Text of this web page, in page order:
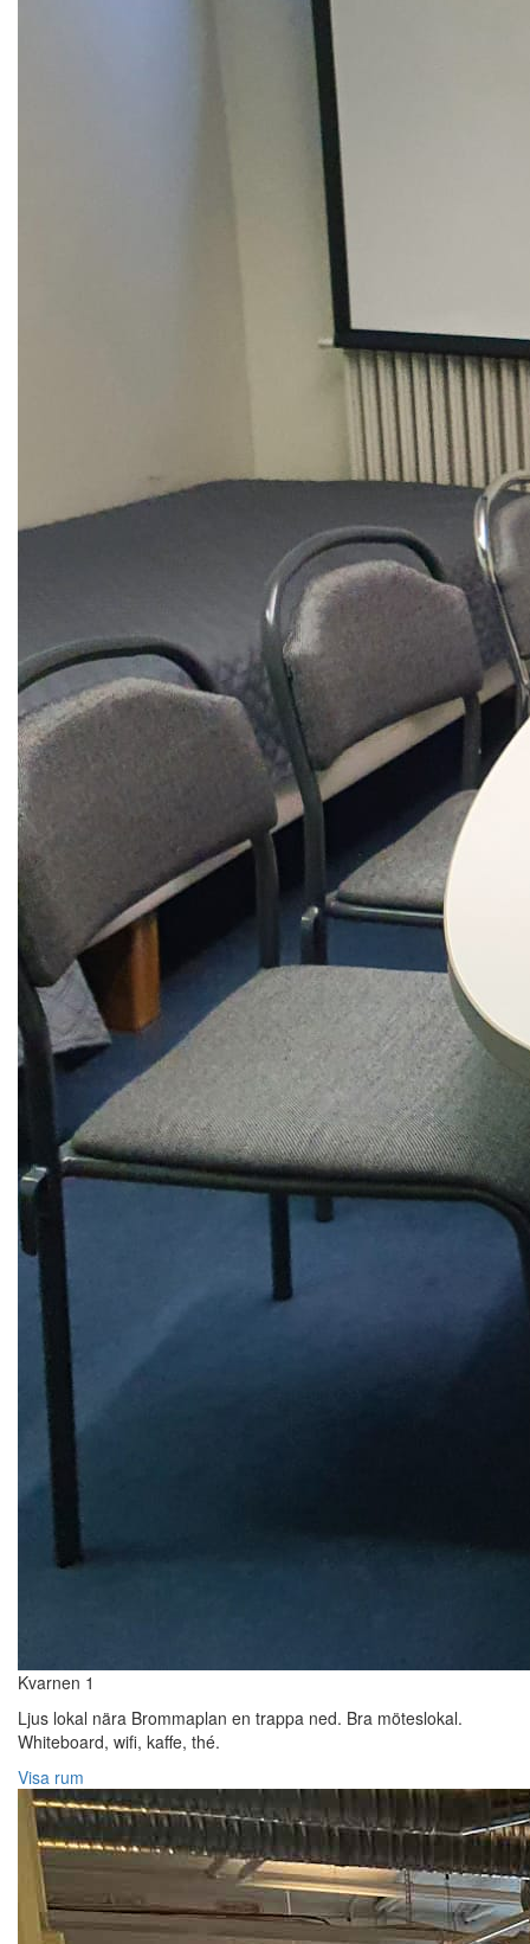
Kvarnen 1
Ljus lokal nära Brommaplan en trappa ned. Bra möteslokal.
Whiteboard, wifi, kaffe, thé.
Visa rum